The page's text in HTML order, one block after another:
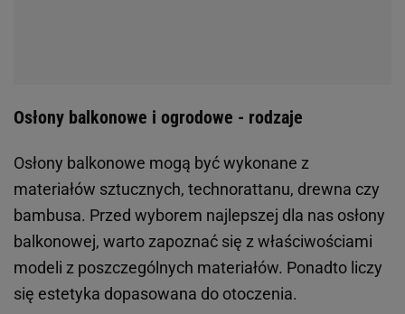
Osłony balkonowe i ogrodowe - rodzaje
Osłony balkonowe mogą być wykonane z
materiałów sztucznych, technorattanu, drewna czy
bambusa. Przed wyborem najlepszej dla nas osłony
balkonowej, warto zapoznać się z właściwościami
modeli z poszczególnych materiałów. Ponadto liczy
się estetyka dopasowana do otoczenia.